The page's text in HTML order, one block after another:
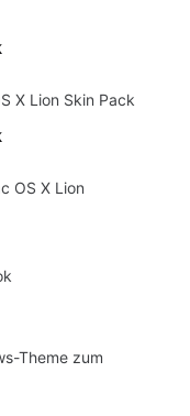
X Lion Skin Pack
OS X Lion
Theme zum